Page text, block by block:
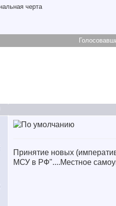
черта
Принятие новых
МСУ в РФ"....Местное